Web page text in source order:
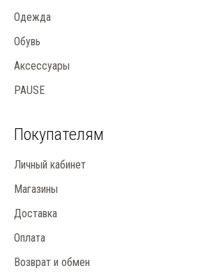
Одежда
Обувь
Аксессуары
PAUSE
Покупателям
Личный кабинет
Магазины
Доставка
Оплата
Возврат и обмен